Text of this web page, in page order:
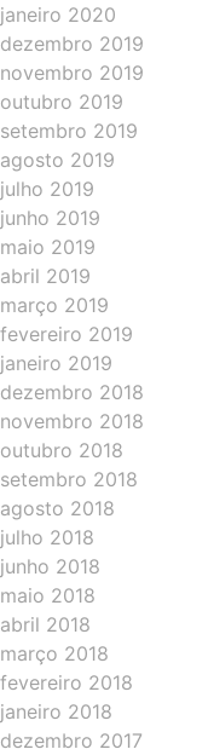
janeiro 2020
dezembro 2019
novembro 2019
outubro 2019
setembro 2019
agosto 2019
julho 2019
junho 2019
maio 2019
abril 2019
março 2019
fevereiro 2019
janeiro 2019
dezembro 2018
novembro 2018
outubro 2018
setembro 2018
agosto 2018
julho 2018
junho 2018
maio 2018
abril 2018
março 2018
fevereiro 2018
janeiro 2018
dezembro 2017